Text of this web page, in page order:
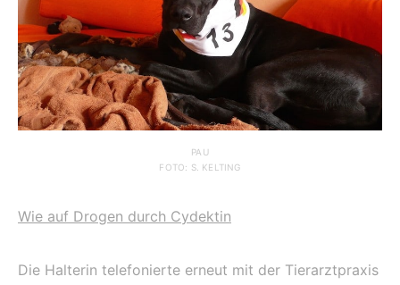
PAU
FOTO: S. KELTING
Wie auf Drogen durch Cydektin
Die Halterin telefonierte erneut mit der Tierarztpraxis